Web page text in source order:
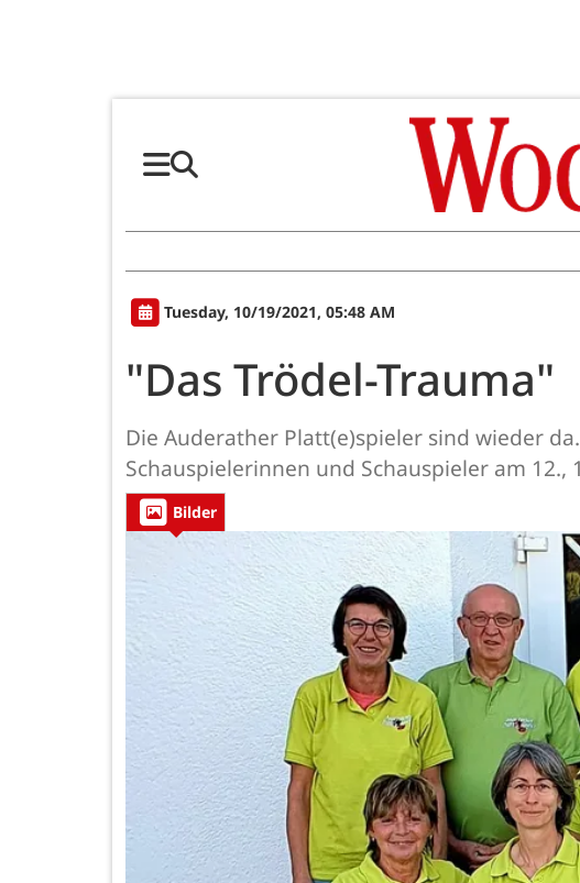
Tuesday, 10/19/2021, 05:48 AM
"Das Trödel-Trauma"
Die Auderather Platt(e)spieler sind wieder
Schauspielerinnen und Schauspieler am
Bilder